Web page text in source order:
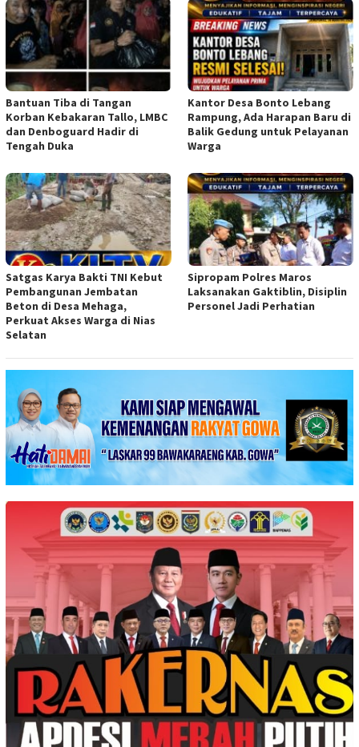
Bantuan Tiba di Tangan
Korban Kebakaran Tallo, LMBC
dan Denboguard Hadir di
Tengah Duka
Kantor Desa Bonto Lebang
Rampung, Ada Harapan Baru di
Balik Gedung untuk Pelayanan
Warga
Satgas Karya Bakti TNI Kebut
Pembangunan Jembatan
Beton di Desa Mehaga,
Perkuat Akses Warga di Nias
Selatan
Sipropam Polres Maros
Laksanakan Gaktiblin, Disiplin
Personel Jadi Perhatian